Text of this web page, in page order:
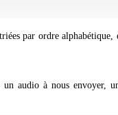
par ordre alphabétique,
audio à nous envoyer,